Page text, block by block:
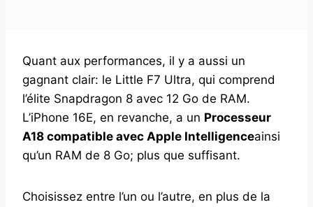
Quant aux performances, il y a aussi un
gagnant clair: le Little F7 Ultra, qui comprend
l’élite Snapdragon 8 avec 12 Go de RAM.
L’iPhone 16E, en revanche, a un Processeur
A18 compatible avec Apple Intelligenceainsi
qu’un RAM de 8 Go; plus que suffisant.
Choisissez entre l’un ou l’autre, en plus de la